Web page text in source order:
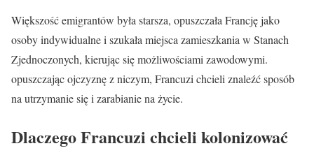
Większość emigrantów była starsza, opuszczała Francję jako
osoby indywidualne i szukała miejsca zamieszkania w Stanach
Zjednoczonych, kierując się możliwościami zawodowymi.
opuszczając ojczyznę z niczym, Francuzi chcieli znaleźć sposób
na utrzymanie się i zarabianie na życie.
Dlaczego Francuzi chcieli kolonizować